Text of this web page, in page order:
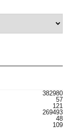
382980
57
121
269493
48
109